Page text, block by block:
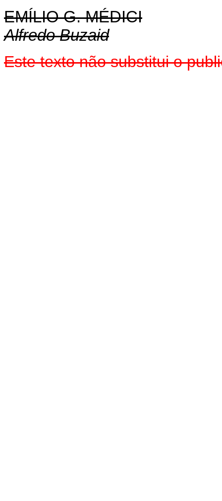
EMÍLIO G. MÉDICI
Alfredo Buzaid
Este texto não substitui o